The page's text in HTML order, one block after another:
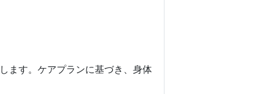
ます。ケアプランに基づき、身体